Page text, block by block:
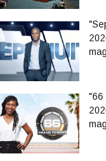
"66